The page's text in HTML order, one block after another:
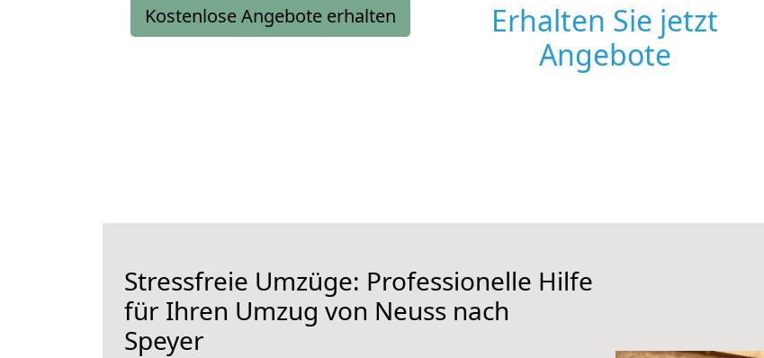
Kostenlose Angebote erhalten
Erhalten Sie jetzt
Angebote
Stressfreie Umzüge: Professionelle Hilfe
für Ihren Umzug von Neuss nach
Speyer